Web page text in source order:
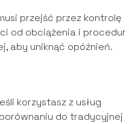
przejść przez kontrolę
od obciążenia i procedur
aby uniknąć opóźnień.
korzystasz z usług
do tradycyjnej